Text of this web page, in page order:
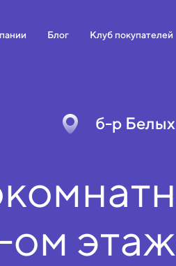
Блог Клуб покупателей
б-р
ом